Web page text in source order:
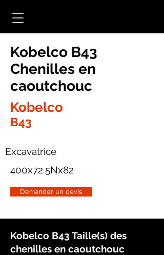
Kobelco B43
Chenilles en
caoutchouc
Kobelco
B43
Excavatrice
400x72.5Nx82
Demander un devis
Kobelco B43 Taille(s) des
chenilles en caoutchouc